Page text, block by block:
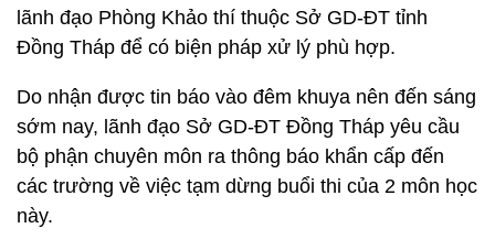
lãnh đạo Phòng Khảo thí thuộc Sở GD-ĐT tỉnh
Đồng Tháp để có biện pháp xử lý phù hợp.
Do nhận được tin báo vào đêm khuya nên đến sáng
sớm nay, lãnh đạo Sở GD-ĐT Đồng Tháp yêu cầu
bộ phận chuyên môn ra thông báo khẩn cấp đến
các trường về việc tạm dừng buổi thi của 2 môn học
này.